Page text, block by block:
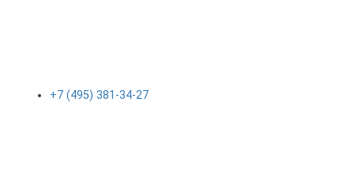
+7 (495) 381-34-27